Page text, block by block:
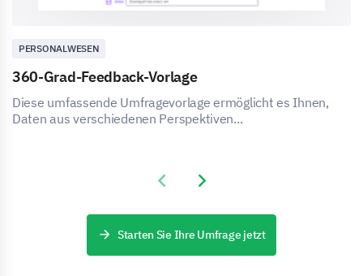
PERSONALWESEN
360-Grad-Feedback-Vorlage
Diese umfassende Umfragevorlage ermöglicht es Ihnen,
Daten aus verschiedenen Perspektiven...
Previous slide
Next slide
Starten Sie Ihre Umfrage jetzt